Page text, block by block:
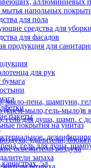
аллюминиевых
мытья напольных
для пола
средства для уборки
для фасадов
продукция для
для рук
пакеты
покрытия на унитаз
мыло-пена, шампуни,
мыло,гель-мыло)в
гель для душа, шамп. с
гель для душа,
5л
удалители,
освежители воздуха
запаха
воздуха